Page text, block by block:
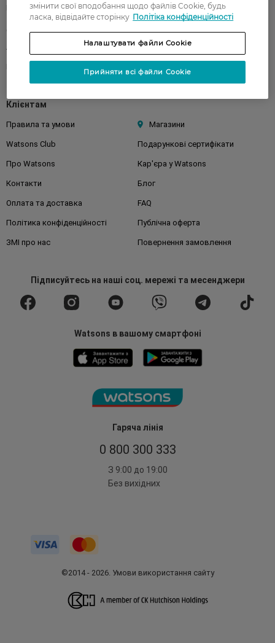
Гаряча лінія
0 800 300 333
З 9:00 до 19:00
Без вихідних
Подарунки Діти
Аксесуари Дерматокосметика
Клієнтам
Правила та умови Магазини
Watsons Club Подарункові сертифікати
Про Watsons Кар'єра у Watsons
Контакти Блог
Оплата та доставка FAQ
Політика конфіденційності Публічна оферта
ЗМІ про нас Повернення замовлення
Підписуйтесьна наші соц. мережі та месенджери
Watsons в вашому смартфоні
©2014 - 2026. Умови використання сайту
змінити свої вподобання щодо файлів Cookie, будь
ласка, відвідайте сторінку Політіка конфіденційності
Налаштувати файли Cookie
Прийняти всі файли Cookie